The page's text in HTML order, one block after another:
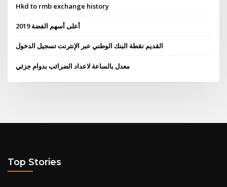
Hkd to rmb exchange history
أعلى أسهم الفضة 2019
القديم نقطة البنك الوطني عبر الإنترنت تسجيل الدخول
معدل بالساعة لاعداد الضرائب بدوام جزئي
Top Stories